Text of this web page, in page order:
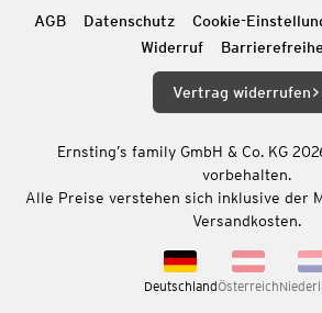
AGB Datenschutz Cookie-
Widerruf
Vertrag widerrufen
Ernsting’s family GmbH & Co. KG
vorbehalten.
Alle Preise verstehen sich inklusive der
Versandkosten.
DeutschlandÖsterreich